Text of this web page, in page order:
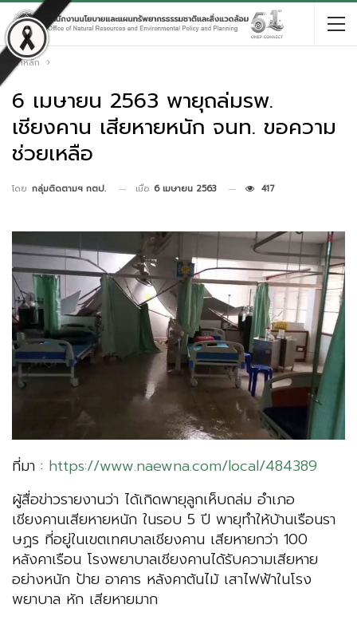
หน้าหลัก
6 เมษายน 2563 พายุถล่มรพ.
เชียงคาน เสียหายหนัก จนท. ขอความ
ช่วยเหลือ
โดย กลุ่มติดตามฯ กตป. เมื่อ 6 เมษายน 2563 417
ที่มา : https://www.naewna.com/local/484389
ผู้สื่อข่าวรายงานว่า ได้เกิดพายุลูกเห็บถล่ม อำเภอ
เชียงคานเสียหายหนัก ในรอบ 5 ปี พายุทำให้บ้านเรือนรา
ษฏร ที่อยู่ในเขตเทศบาลเชียงคาน เสียหายกว่า 100
หลังคาเรือน โรงพยาบาลเชียงคานได้รับความเสียหาย
อย่างหนัก ป้าย อาคาร หลังคาต้นไม้ เสาไฟฟ้าในโรง
พยาบาล หัก เสียหายมาก